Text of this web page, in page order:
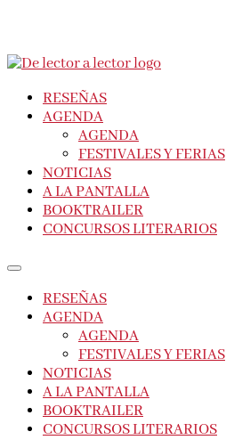
RESEÑAS
AGENDA
AGENDA
FESTIVALES Y FERIAS
NOTICIAS
A LA PANTALLA
BOOKTRAILER
CONCURSOS LITERARIOS
RESEÑAS
AGENDA
AGENDA
FESTIVALES Y FERIAS
NOTICIAS
A LA PANTALLA
BOOKTRAILER
CONCURSOS LITERARIOS